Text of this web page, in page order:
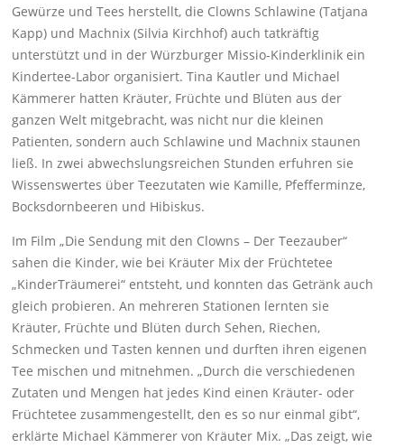
Gewürze und Tees herstellt, die Clowns Schlawine (Tatjana
Kapp) und Machnix (Silvia Kirchhof) auch tatkräftig
unterstützt und in der Würzburger Missio-Kinderklinik ein
Kindertee-Labor organisiert. Tina Kautler und Michael
Kämmerer hatten Kräuter, Früchte und Blüten aus der
ganzen Welt mitgebracht, was nicht nur die kleinen
Patienten, sondern auch Schlawine und Machnix staunen
ließ. In zwei abwechslungsreichen Stunden erfuhren sie
Wissenswertes über Teezutaten wie Kamille, Pfefferminze,
Bocksdornbeeren und Hibiskus.
Im Film „Die Sendung mit den Clowns – Der Teezauber“
sahen die Kinder, wie bei Kräuter Mix der Früchtetee
„KinderTräumerei“ entsteht, und konnten das Getränk auch
gleich probieren. An mehreren Stationen lernten sie
Kräuter, Früchte und Blüten durch Sehen, Riechen,
Schmecken und Tasten kennen und durften ihren eigenen
Tee mischen und mitnehmen. „Durch die verschiedenen
Zutaten und Mengen hat jedes Kind einen Kräuter- oder
Früchtetee zusammengestellt, den es so nur einmal gibt“,
erklärte Michael Kämmerer von Kräuter Mix. „Das zeigt, wie